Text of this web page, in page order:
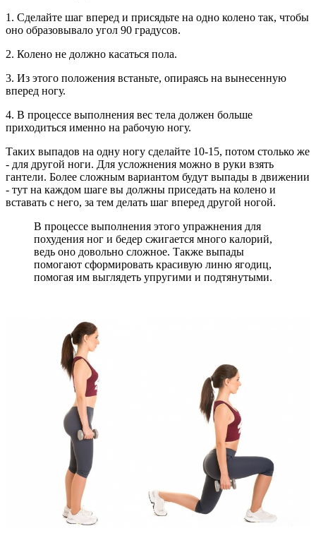
1. Сделайте шаг вперед и присядьте на одно колено так, чтобы
оно образовывало угол 90 градусов.
2. Колено не должно касаться пола.
3. Из этого положения встаньте, опираясь на вынесенную
вперед ногу.
4. В процессе выполнения вес тела должен больше
приходиться именно на рабочую ногу.
Таких выпадов на одну ногу сделайте 10-15, потом столько же
- для другой ноги. Для усложнения можно в руки взять
гантели. Более сложным вариантом будут выпады в движении
- тут на каждом шаге вы должны приседать на колено и
вставать с него, за тем делать шаг вперед другой ногой.
В процессе выполнения этого упражнения для
похудения ног и бедер сжигается много калорий,
ведь оно довольно сложное. Также выпады
помогают сформировать красивую линю ягодиц,
помогая им выглядеть упругими и подтянутыми.